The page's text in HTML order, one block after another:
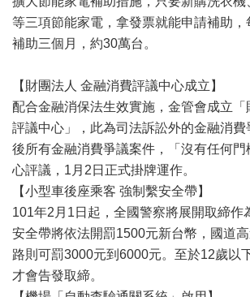
等三項節能家電，拿發票就能申請補助
補助三個月，約30萬台。
【財團法人 金融消費評議中心成立】
配合金融消保法生效實施，金管會成立
評議中心」，此為司法訴訟外的金融消費
後所有金融消費爭議案件，「沒有任何門
心評議，1月2日正式掛牌運作。
【小型車後座乘客 強制繫安全帶】
101年2月1日起，全國警察將展開取締作
安全帶將依法開罰1500元新台幣，國道
路則可罰3000元到6000元。至於12歲以
才會告發取締。